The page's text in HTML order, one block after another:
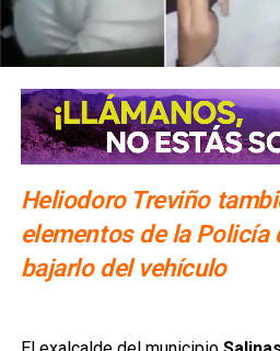
Heliodoro Treviño
elementos de la Policía
bajarlo del vehículo